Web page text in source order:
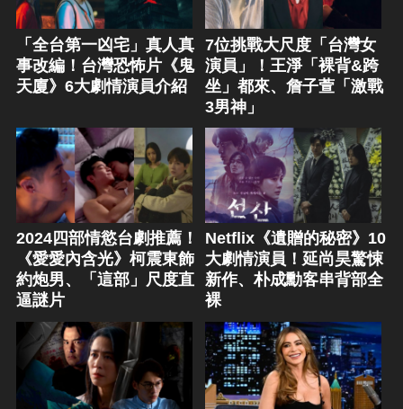
「全台第一凶宅」真人真
事改編！台灣恐怖片《鬼
天廈》6大劇情演員介紹
7位挑戰大尺度「台灣女
演員」！王淨「裸背&跨
坐」都來、詹子萱「激戰
3男神」
2024四部情慾台劇推薦！
《愛愛內含光》柯震東飾
約炮男、「這部」尺度直
逼謎片
Netflix《遺贈的秘密》10
大劇情演員！延尚昊驚悚
新作、朴成勳客串背部全
裸